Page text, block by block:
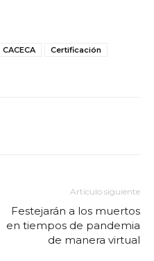
CACECA
Certificación
Artículo siguiente
Festejarán a los muertos
en tiempos de pandemia
de manera virtual